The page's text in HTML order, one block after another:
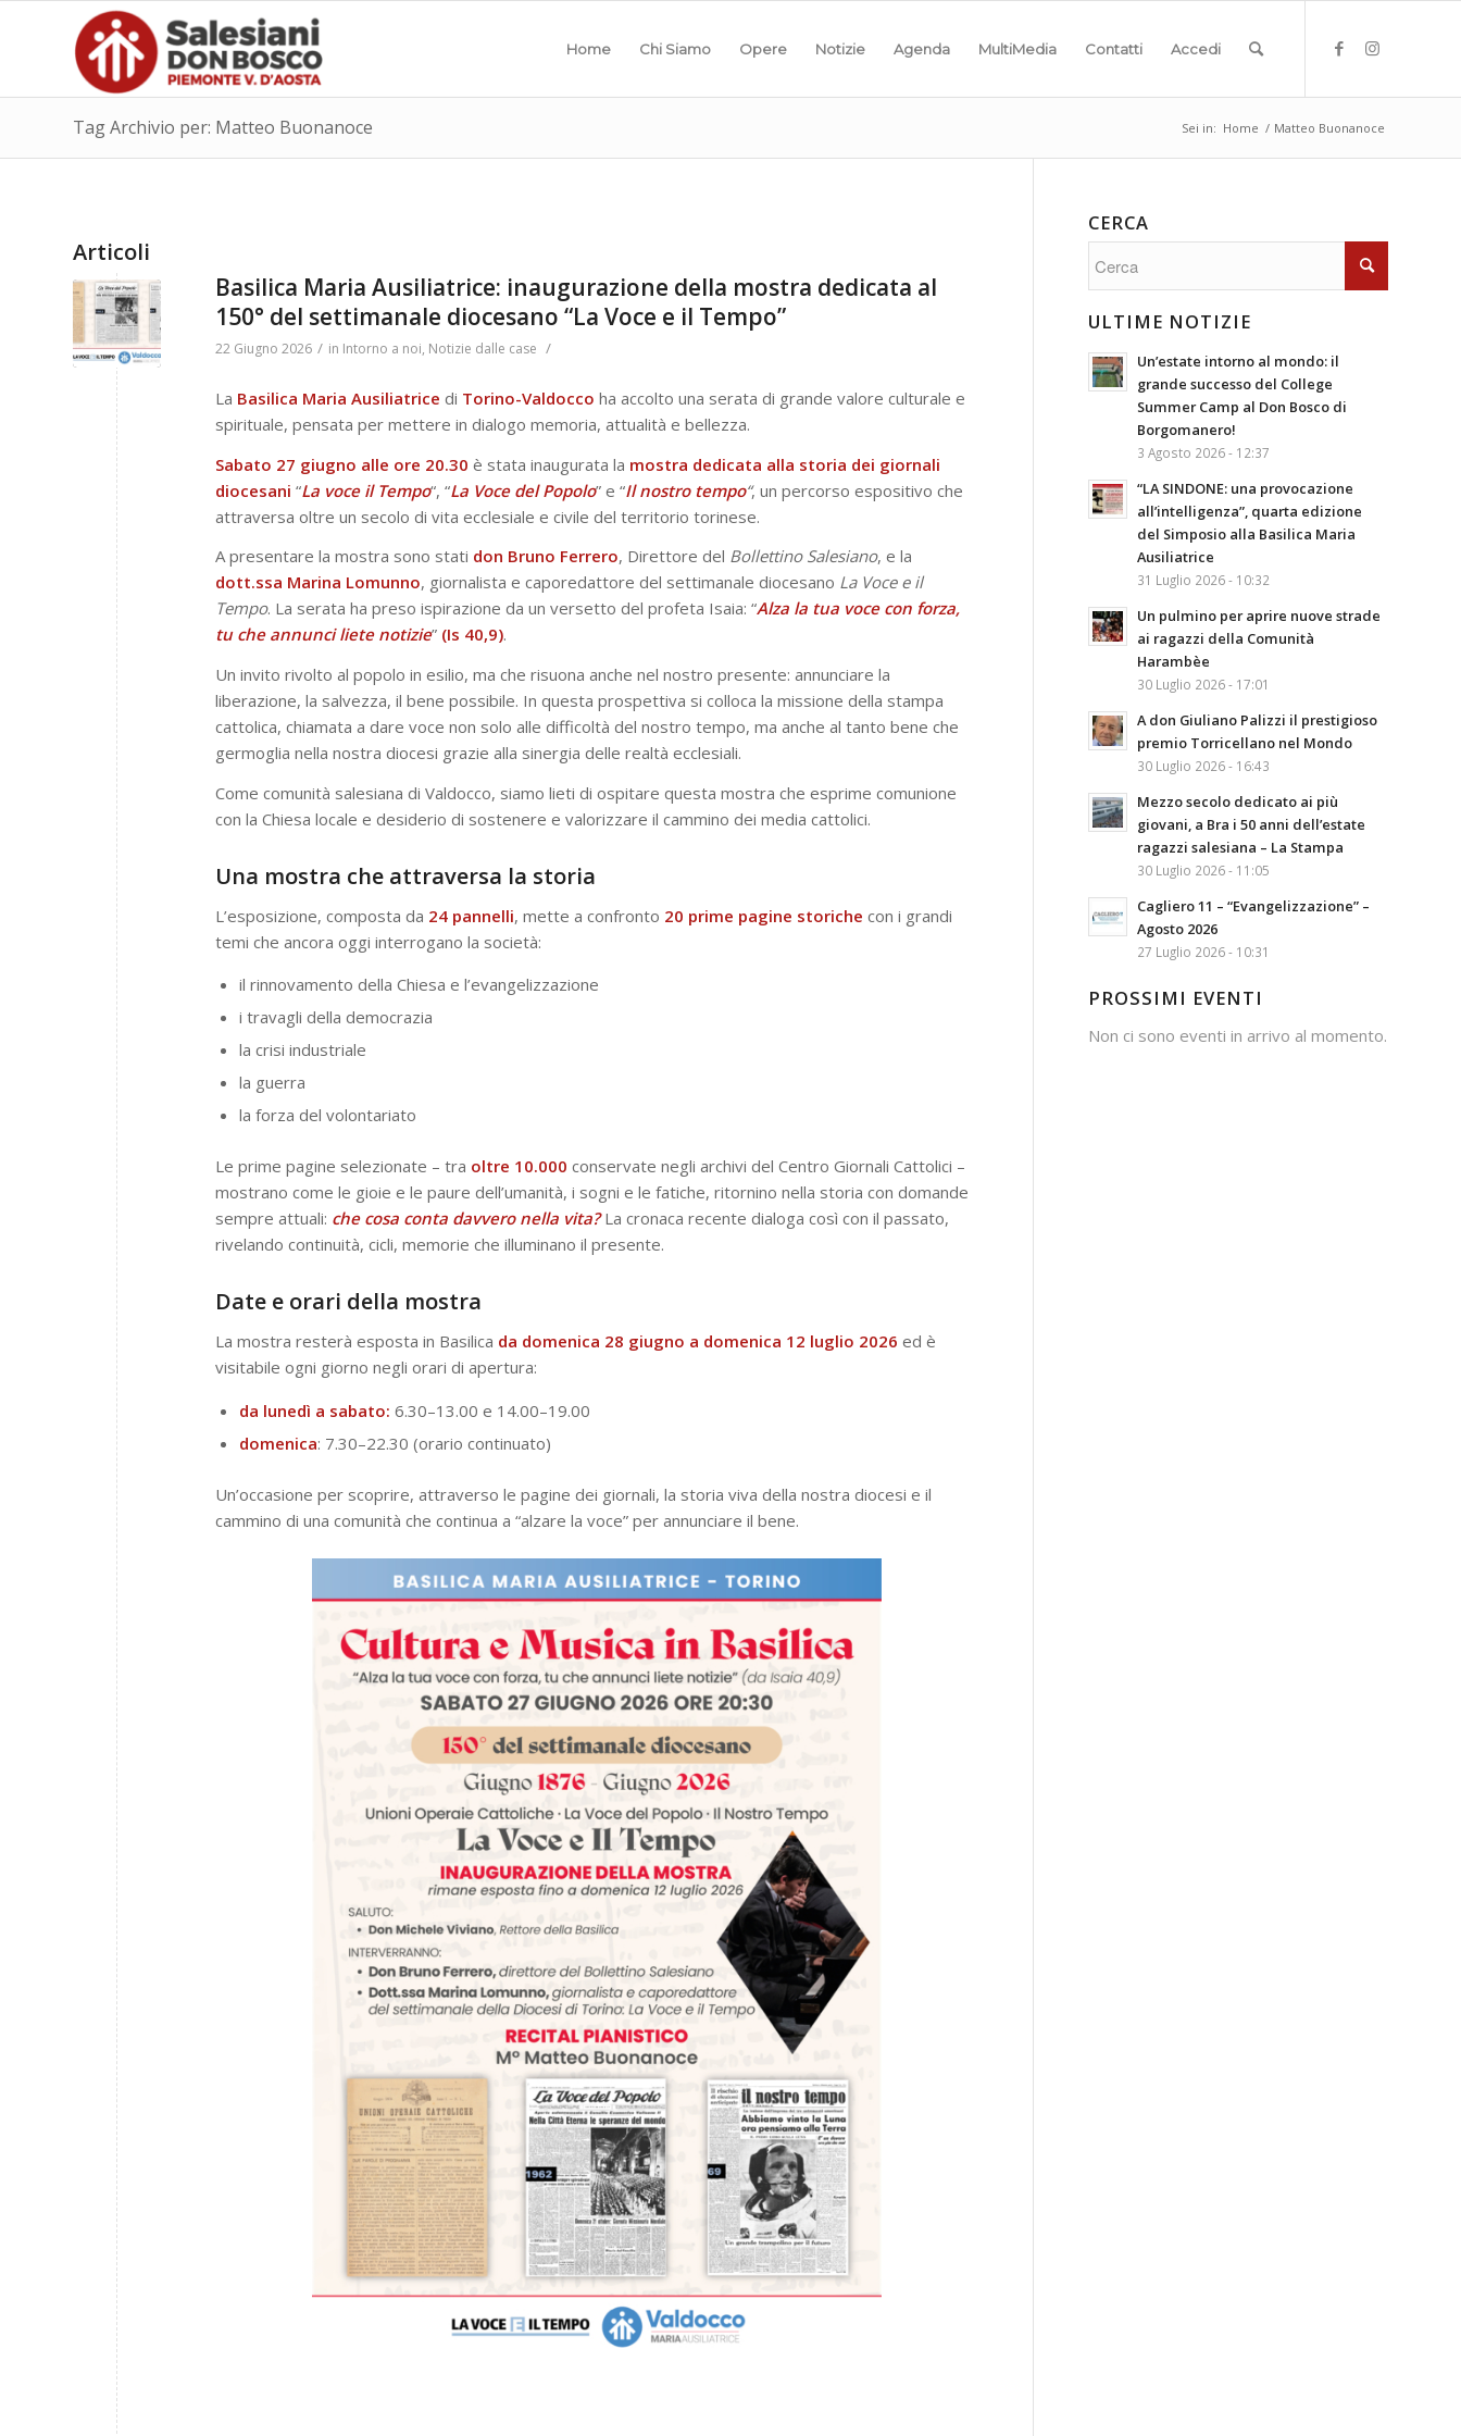
Home Chi Siamo Opere Notizie Agenda MultiMedia Contatti Accedi
Tag Archivio per: Matteo Buonanoce Sei in: Home / Matteo Buonanoce
Articoli
Basilica Maria Ausiliatrice: inaugurazione della mostra dedicata al
150° del settimanale diocesano “La Voce e il Tempo”
22 Giugno 2026 / in Intorno a noi, Notizie dalle case /
La Basilica Maria Ausiliatrice di Torino-Valdocco ha accolto una serata di grande valore culturale e
spirituale, pensata per mettere in dialogo memoria, attualità e bellezza.
Sabato 27 giugno alle ore 20.30 è stata inaugurata la mostra dedicata alla storia dei giornali
diocesani “La voce il Tempo“, “La Voce del Popolo” e “Il nostro tempo“, un percorso espositivo che
attraversa oltre un secolo di vita ecclesiale e civile del territorio torinese.
A presentare la mostra sono stati don Bruno Ferrero, Direttore del Bollettino Salesiano, e la
dott.ssa Marina Lomunno, giornalista e caporedattore del settimanale diocesano La Voce e il
Tempo. La serata ha preso ispirazione da un versetto del profeta Isaia: “Alza la tua voce con forza,
tu che annunci liete notizie” (Is 40,9).
Un invito rivolto al popolo in esilio, ma che risuona anche nel nostro presente: annunciare la
liberazione, la salvezza, il bene possibile. In questa prospettiva si colloca la missione della stampa
cattolica, chiamata a dare voce non solo alle difficoltà del nostro tempo, ma anche al tanto bene che
germoglia nella nostra diocesi grazie alla sinergia delle realtà ecclesiali.
Come comunità salesiana di Valdocco, siamo lieti di ospitare questa mostra che esprime comunione
con la Chiesa locale e desiderio di sostenere e valorizzare il cammino dei media cattolici.
Una mostra che attraversa la storia
L’esposizione, composta da 24 pannelli, mette a confronto 20 prime pagine storiche con i grandi
temi che ancora oggi interrogano la società:
il rinnovamento della Chiesa e l’evangelizzazione
i travagli della democrazia
la crisi industriale
la guerra
la forza del volontariato
Le prime pagine selezionate – tra oltre 10.000 conservate negli archivi del Centro Giornali Cattolici –
mostrano come le gioie e le paure dell’umanità, i sogni e le fatiche, ritornino nella storia con domande
sempre attuali: che cosa conta davvero nella vita? La cronaca recente dialoga così con il passato,
rivelando continuità, cicli, memorie che illuminano il presente.
Date e orari della mostra
La mostra resterà esposta in Basilica da domenica 28 giugno a domenica 12 luglio 2026 ed è
visitabile ogni giorno negli orari di apertura:
da lunedì a sabato: 6.30–13.00 e 14.00–19.00
domenica: 7.30–22.30 (orario continuato)
Un’occasione per scoprire, attraverso le pagine dei giornali, la storia viva della nostra diocesi e il
cammino di una comunità che continua a “alzare la voce” per annunciare il bene.
CERCA
ULTIME NOTIZIE
Un’estate intorno al mondo: il
grande successo del College
Summer Camp al Don Bosco di
Borgomanero!
3 Agosto 2026 - 12:37
“LA SINDONE: una provocazione
all’intelligenza”, quarta edizione
del Simposio alla Basilica Maria
Ausiliatrice
31 Luglio 2026 - 10:32
Un pulmino per aprire nuove strade
ai ragazzi della Comunità
Harambèe
30 Luglio 2026 - 17:01
A don Giuliano Palizzi il prestigioso
premio Torricellano nel Mondo
30 Luglio 2026 - 16:43
Mezzo secolo dedicato ai più
giovani, a Bra i 50 anni dell’estate
ragazzi salesiana – La Stampa
30 Luglio 2026 - 11:05
Cagliero 11 – “Evangelizzazione” –
Agosto 2026
27 Luglio 2026 - 10:31
PROSSIMI EVENTI
Non ci sono eventi in arrivo al momento.